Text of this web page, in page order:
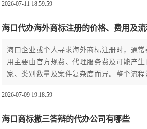
潜在风险及后续合规要点，并结合实用建
2026-07-11 18:59:59
海口代办海外商标注册的价格、费用及
海口企业或个人寻求海外商标注册时，通
用主要由官方规费、代理服务费及可能产
家、类别数量及案件复杂度而异。整个流
有效管控预算。
2026-07-09 19:18:59
海口商标撤三答辩的代办公司有哪些